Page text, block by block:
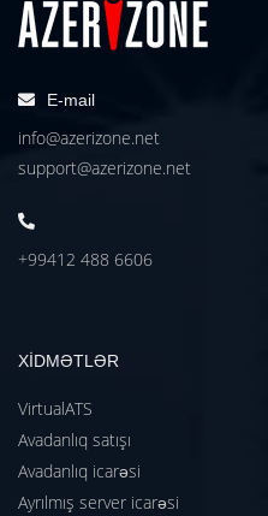
E-mail
info@azerizone.net
support@azerizone.net
+99412 488 6606
XİDMƏTLƏR
VirtualATS
Avadanlıq satışı
Avadanlıq icarəsi
Ayrılmış server icarəsi